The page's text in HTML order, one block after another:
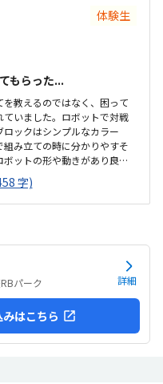
ルも良いです。教室にある
す。キット代が兄弟割引で
言えば、...
体験生
もらった...
教えるのではなく、困って
いました。ロボットで対戦
ックはシンプルなカラー
み立ての時に分かりやすそ
ットの形や動きがあり良か
すい場所にあるので助かり
ない兄弟が過ごしやすいと
が置いてないので集中でき
物価で考えれば高いとは思
と思います。子どもが自発
驚きました。最初からたく
てもらったの...
字)
パーク 詳細
はこちら